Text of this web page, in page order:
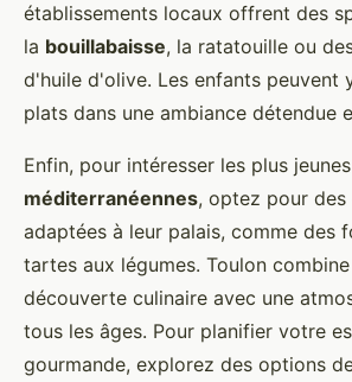
établissements locaux offrent des
la bouillabaisse, la ratatouille ou
d'huile d'olive. Les enfants peuvent
plats dans une ambiance détendue
Enfin, pour intéresser les plus
méditerranéennes, optez pour
adaptées à leur palais, comme des
tartes aux légumes. Toulon
découverte culinaire avec une
tous les âges. Pour planifier votre
gourmande, explorez des options